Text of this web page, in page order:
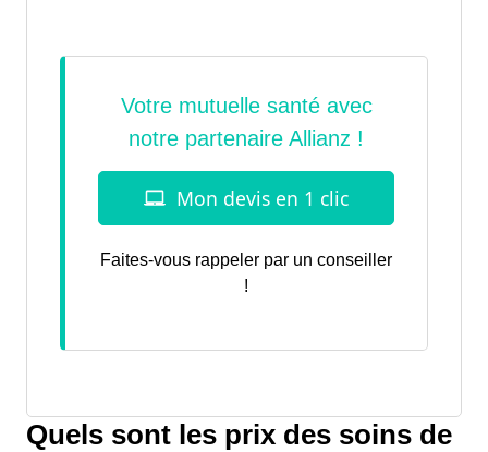
Faites-vous rappeler par un conseiller
!
Quels sont les prix des soins de